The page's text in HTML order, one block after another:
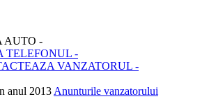
AUTO -
TELEFONUL -
VANZATORUL -
anul 2013 Anunturile vanzatorului